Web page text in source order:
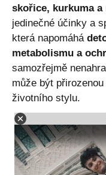
skořice, kurkuma a
jedinečné účinky a
která napomáhá
metabolismu a
samozřejmě
může být
životního stylu.